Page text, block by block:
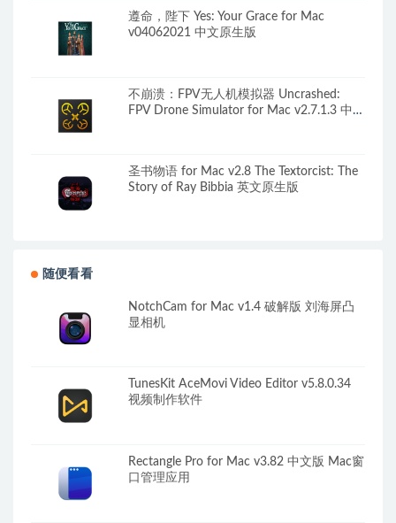
遵命，陛下 Yes: Your Grace for Mac
v04062021 中文原生版
不崩溃：FPV无人机模拟器 Uncrashed:
FPV Drone Simulator for Mac v2.7.1.3 中文
圣书物语 for Mac v2.8 The Textorcist: The
Story of Ray Bibbia 英文原生版
随便看看
NotchCam for Mac v1.4 破解版 刘海屏凸
显相机
TunesKit AceMovi Video Editor v5.8.0.34
视频制作软件
Rectangle Pro for Mac v3.82 中文版 Mac窗
口管理应用